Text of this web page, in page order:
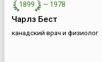
1899 — 1978
Чарлз Бест
канадский врач и физиолог